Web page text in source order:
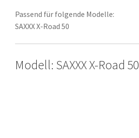
Passend für folgende Modelle:
SAXXX X-Road 50
Modell: SAXXX X-Road 50